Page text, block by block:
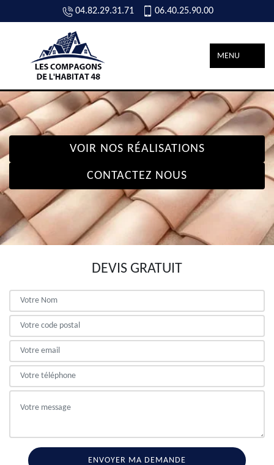
04.82.29.31.71 06.40.25.90.00
MENU
VOIR NOS RÉALISATIONS
CONTACTEZ NOUS
DEVIS GRATUIT